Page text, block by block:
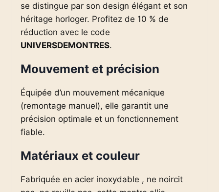
se distingue par son design élégant et son
héritage horloger. Profitez de 10 % de
réduction avec le code
UNIVERSDEMONTRES.
Mouvement et précision
Équipée d’un mouvement mécanique
(remontage manuel), elle garantit une
précision optimale et un fonctionnement
fiable.
Matériaux et couleur
Fabriquée en acier inoxydable , ne noircit